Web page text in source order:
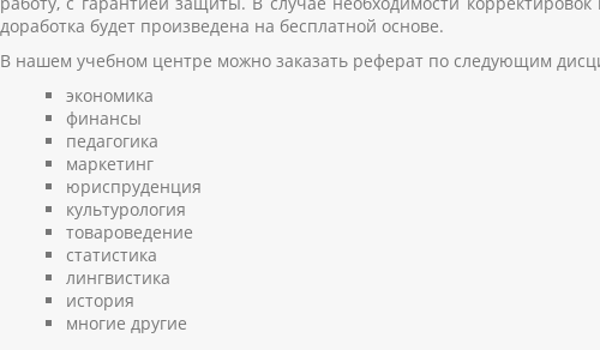
доработка будет произведена на бесплатной основе.
В нашем учебном центре можно заказать реферат по следующим
экономика
финансы
педагогика
маркетинг
юриспруденция
культурология
товароведение
статистика
лингвистика
история
многие другие